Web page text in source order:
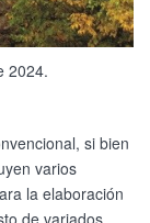
2024.
si bien
varios
la elaboración
de variados